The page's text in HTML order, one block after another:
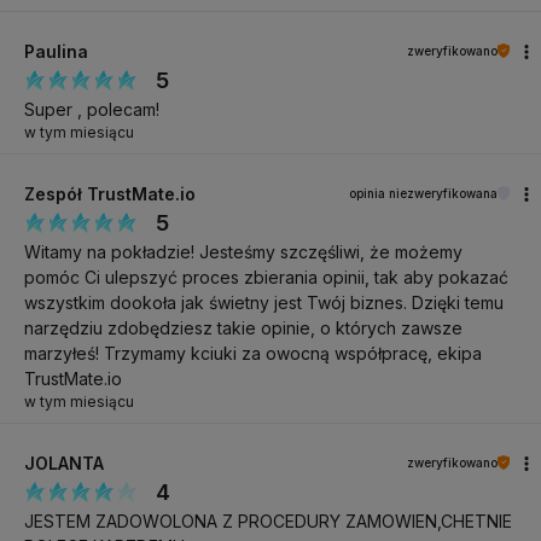
Mniejsze obciążenie naturalnej rzęsy gwarantuje jej dłuższą
żywotność z kępką, dzięki czemu klientka cieszy się efektem
dłużej.
Aplikuj kępki Fast Volume "na karkas". Zapewni to równomierne
zapełnienie rzęs oraz pewność wyschnięcia kleju na kępce.
Jak aplikować rzęsy metodą SPEED LASHES w 50 min?
Zapraszamy na szkolenie w Centrum Szkoleniowym Zoe.
Specyfikacja
NAZWA PRODUKTU
METHOD DO METODY
Paulina zweryfikowano
5
Super , polecam!
w tym miesiącu
Zespół TrustMate.io opinia niezweryfikowana
5
Witamy na pokładzie! Jesteśmy szczęśliwi, że możemy
pomóc Ci ulepszyć proces zbierania opinii, tak aby pokazać
wszystkim dookoła jak świetny jest Twój biznes. Dzięki temu
narzędziu zdobędziesz takie opinie, o których zawsze
marzyłeś! Trzymamy kciuki za owocną współpracę, ekipa
TrustMate.io
w tym miesiącu
JOLANTA zweryfikowano
4
JESTEM ZADOWOLONA Z PROCEDURY ZAMOWIEN,CHETNIE